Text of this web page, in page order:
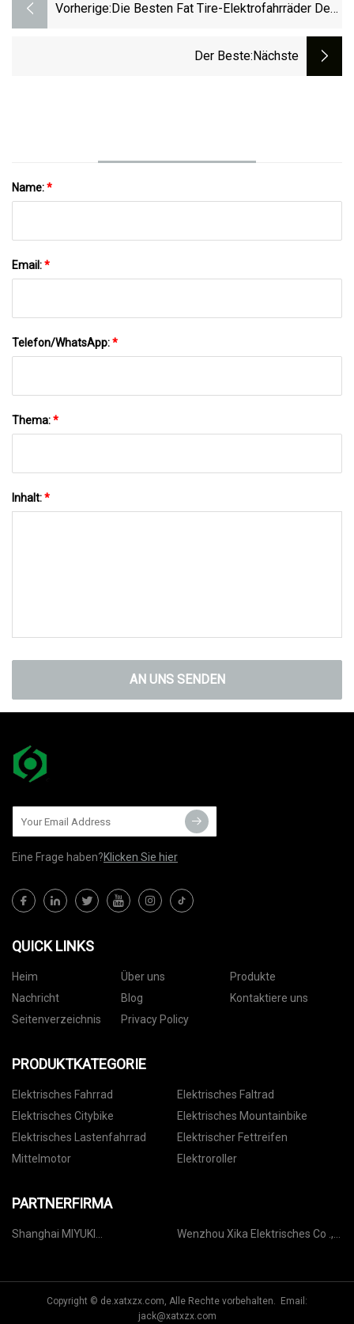
Vorherige: Die Besten Fat Tire-Elektrofahrräder Des
Der Beste:nächste
Name:*
Email:*
Telefon/WhatsApp:*
Thema:*
Inhalt:*
AN UNS SENDEN
Eine Frage haben?Klicken Sie hier
QUICK LINKS
Heim Über uns
Produkte
Nachricht
Blog
Kontaktiere uns
Seitenverzeichnis
Privacy Policy
PRODUKTKATEGORIE
Elektrisches Fahrrad
Elektrisches Faltrad
Elektrisches Citybike
Elektrisches Mountainbike
Elektrisches Lastenfahrrad
Elektrischer Fettreifen
Mittelmotor
Elektroroller
PARTNERFIRMA
Shanghai MIYUKI
Wenzhou Xika Elektrisches Co .,
Copyright © de.xatxzx.com, Alle Rechte vorbehalten. Email:
jack@xatxzx.com